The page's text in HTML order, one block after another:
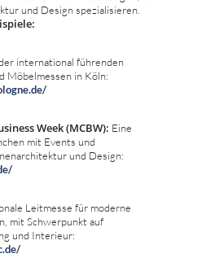
und Design spezialisieren.
international führenden
Möbelmessen in Köln:
Week (MCBW): Eine
mit Events und
und Design:
Leitmesse für moderne
mit Schwerpunkt auf
und Interieur: